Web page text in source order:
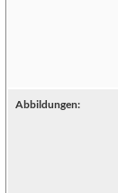
Abbildungen: